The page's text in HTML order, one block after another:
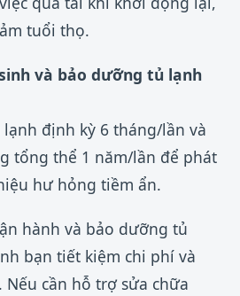
tuổi thọ.
và bảo dưỡng tủ lạnh
định kỳ 6 tháng/lần và
tổng thể 1 năm/lần để phát
hư hỏng tiềm ẩn.
hành và bảo dưỡng tủ
bạn tiết kiệm chi phí và
Nếu cần hỗ trợ sửa chữa